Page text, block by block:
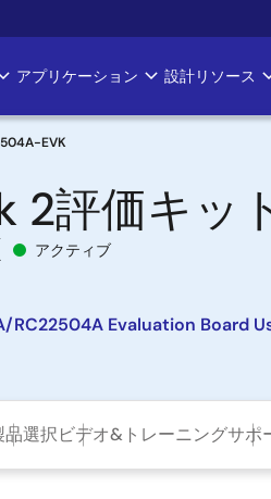
アプリケーション 設計リソース
EVK
2評価キッ
アクティブ
RC22504A Evaluation Board
品選択ビデオ&トレーニングサポ